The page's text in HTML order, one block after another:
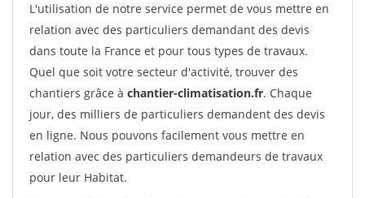
L'utilisation de notre service permet de vous mettre en
relation avec des particuliers demandant des devis
dans toute la France et pour tous types de travaux.
Quel que soit votre secteur d'activité, trouver des
chantiers grâce à chantier-climatisation.fr. Chaque
jour, des milliers de particuliers demandent des devis
en ligne. Nous pouvons facilement vous mettre en
relation avec des particuliers demandeurs de travaux
pour leur Habitat.